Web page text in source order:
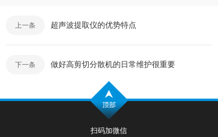
上一条 超声波提取仪的优势特点
下一条 做好高剪切分散机的日常维护很重要
扫码加微信